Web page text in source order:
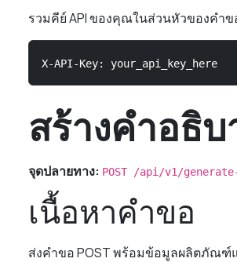
รวมคีย์ API ของคุณในส่วนหัวของคำข
X-API-Key: your_api_key_here
สร้างคำอธิ
จุดปลายทาง: POST /api/v1/
เนื้อหาคำขอ
ส่งคำขอ POST พร้อมข้อมูลผลิตภัณฑ์